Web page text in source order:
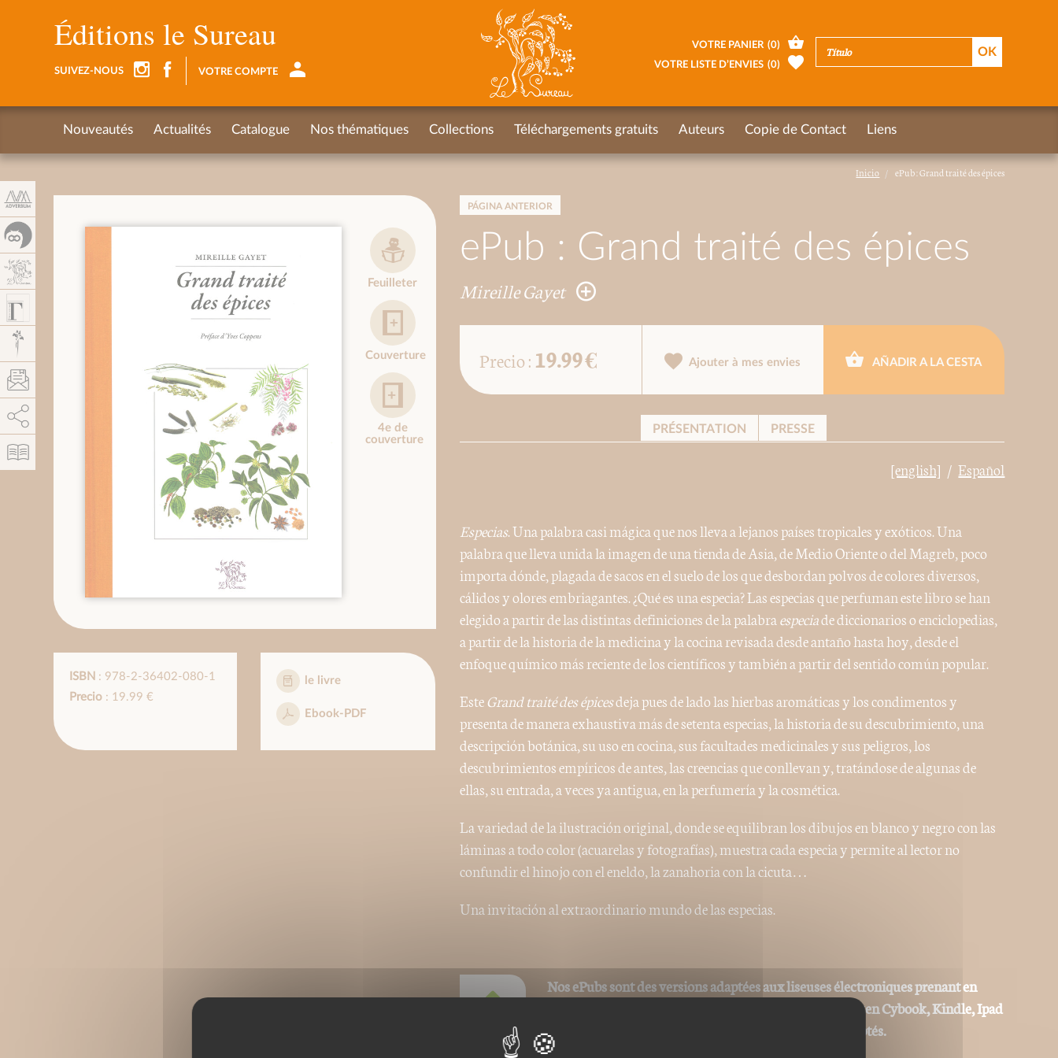
Inicio ePub : Grand traité des épices
PÁGINA ANTERIOR
ePub : Grand traité des épices
Mireille Gayet
Feuilleter
Couverture
4e de
couverture
ISBN : 978-2-36402-080-1
Precio: 19.99 €
le livre
Ebook-PDF
Precio : 19.99 € Ajouter à mes envies AÑADIR A LA CESTA
PRÉSENTATION PRESSE
[english] Español
Especias. Una palabra casi mágica que nos lleva a lejanos países tropicales y exóticos. Una
palabra que lleva unida la imagen de una tienda de Asia, de Medio Oriente o del Magreb, poco
importa dónde, plagada de sacos en el suelo de los que desbordan polvos de colores diversos,
cálidos y olores embriagantes. ¿Qué es una especia? Las especias que perfuman este libro se han
elegido a partir de las distintas definiciones de la palabraespeciade diccionarios o enciclopedias,
a partir de la historia de la medicina y la cocina revisada desde antaño hasta hoy, desde el
enfoque químico más reciente de los científicos y también a partir del sentido común popular.
EsteGrand traité des épicesdeja pues de lado las hierbas aromáticas y los condimentos y
presenta de manera exhaustiva más de setenta especias, la historia de su descubrimiento, una
descripción botánica, su uso en cocina, sus facultades medicinales y sus peligros, los
descubrimientos empíricos de antes, las creencias que conllevan y, tratándose de algunas de
ellas, su entrada, a veces ya antigua, en la perfumería y la cosmética.
La variedad de la ilustración original, donde se equilibran los dibujos en blanco y negro con las
láminas a todo color (acuarelas y fotografías), muestra cada especia y permite al lector no
confundir el hinojo con el eneldo, la zanahoria con la cicuta…
Una invitación al extraordinario mundo de las especias.
Nos ePubs sont des versions adaptées aux liseuses électroniques prenant en
charge le format ePub de type Sony Reader, Kobo, Booken Cybook, Kindle, Ipad
ou Iphone (avec l'appli iBooks) ou autres "ereaders" adaptés.
Éditions le Sureau
SUIVEZ-NOUS VOTRE COMPTE
VOTRE PANIER (0)
VOTRE LISTE D’ENVIES (0)
Nouveautés Actualités Catalogue Nos thématiques Collections Téléchargements gratuits Auteurs Copie de Contact Liens